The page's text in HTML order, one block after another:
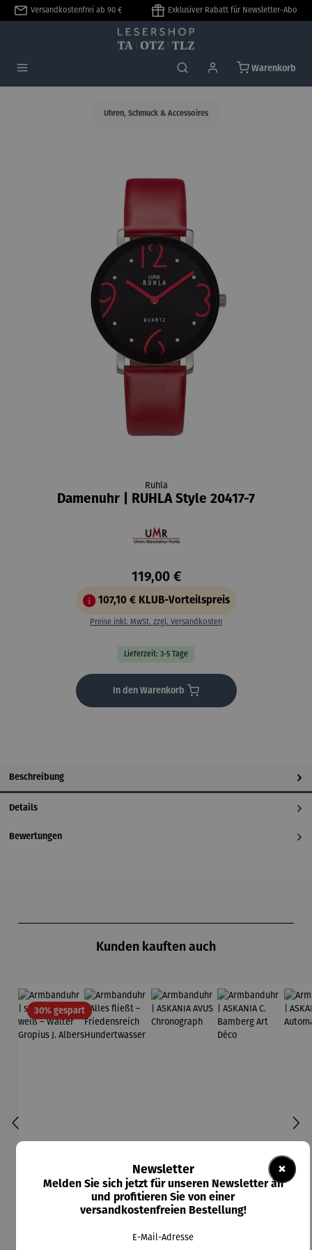
springen
Versandkostenfrei ab 90 € Exklusiver Rabatt für Newsletter-Abo
Warenkorb
Uhren, Schmuck & Accessoires
Ruhla
Damenuhr | RUHLA Style 20417-7
119,00 €
107,10 € KLUB-Vorteilspreis
Preise inkl. MwSt. zzgl. Versandkosten
Lieferzeit: 3-5 Tage
In den Warenkorb
Beschreibung
Details
Bewertungen
Kunden kauften auch
30% gespartRabatt
×
Newsletter
Melden Sie sich jetzt für unseren Newsletter an
und profitieren Sie von einer
versandkostenfreien Bestellung!
E-Mail-Adresse